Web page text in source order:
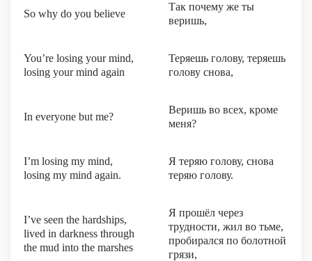
So why do you believe
Так почему же ты
веришь,
You’re losing your mind,
losing your mind again
Теряешь голову, теряешь
голову снова,
In everyone but me?
Веришь во всех, кроме
меня?
I’m losing my mind,
losing my mind again.
Я теряю голову, снова
теряю голову.
I’ve seen the hardships,
lived in darkness through
the mud into the marshes
Я прошёл через
трудности, жил во тьме,
пробирался по болотной
грязи,